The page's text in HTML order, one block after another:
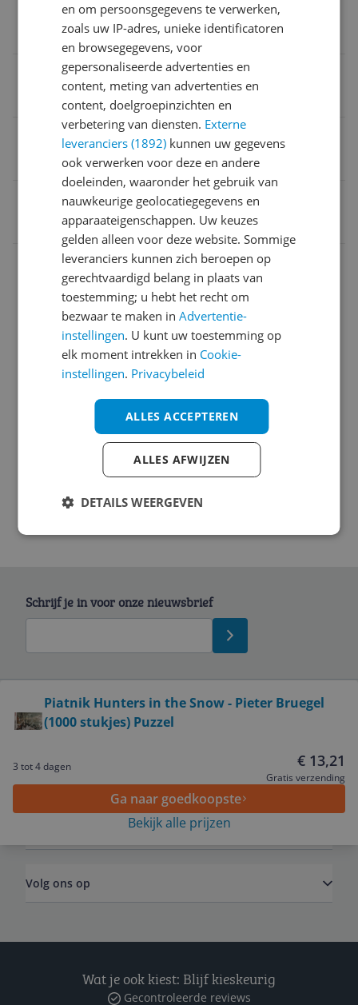
Aanbevolen leeftijd
9001890552342
Afmetingen & Maten
Algemeen
Character
Mogelijke vereisten instellen en gebruik
Overige kenmerken
Overige producteigenschappen
Productinformatie
Piatnik Hunters in the Snow - Pieter Bruegel
(1000 stukjes) Puzzel
3 tot 4 dagen € 13,21
Gratis verzending
Ga naar goedkoopste
Bekijk alle prijzen
Schrijf je in voor onze nieuwsbrief
Service
Algemeen
Volg ons op
Wat je ook kiest: Blijf kieskeurig
Gecontroleerde reviews
en om persoonsgegevens te verwerken,
zoals uw IP-adres, unieke identificatoren
en browsegegevens, voor
gepersonaliseerde advertenties en
content, meting van advertenties en
content, doelgroepinzichten en
verbetering van diensten. Externe
leveranciers (1892) kunnen uw gegevens
ook verwerken voor deze en andere
doeleinden, waaronder het gebruik van
nauwkeurige geolocatiegegevens en
apparaateigenschappen. Uw keuzes
gelden alleen voor deze website. Sommige
leveranciers kunnen zich beroepen op
gerechtvaardigd belang in plaats van
toestemming; u hebt het recht om
bezwaar te maken inAdvertentie-
instellingen. U kunt uw toestemming op
elk moment intrekken in Cookie-
instellingen. Privacybeleid
ALLES ACCEPTEREN
ALLES AFWIJZEN
DETAILS WEERGEVEN